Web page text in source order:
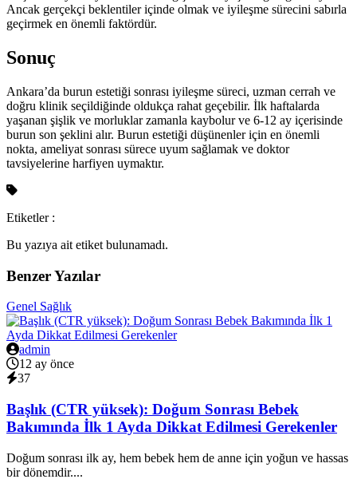
Ancak gerçekçi beklentiler içinde olmak ve iyileşme sürecini sabırla
geçirmek en önemli faktördür.
Sonuç
Ankara’da burun estetiği sonrası iyileşme süreci, uzman cerrah ve
doğru klinik seçildiğinde oldukça rahat geçebilir. İlk haftalarda
yaşanan şişlik ve morluklar zamanla kaybolur ve 6-12 ay içerisinde
burun son şeklini alır. Burun estetiği düşünenler için en önemli
nokta, ameliyat sonrası sürece uyum sağlamak ve doktor
tavsiyelerine harfiyen uymaktır.
Etiketler :
Bu yazıya ait etiket bulunamadı.
Benzer Yazılar
Genel Sağlık
admin
12 ay önce
37
Başlık (CTR yüksek): Doğum Sonrası Bebek
Bakımında İlk 1 Ayda Dikkat Edilmesi Gerekenler
Doğum sonrası ilk ay, hem bebek hem de anne için yoğun ve hassas
bir dönemdir....